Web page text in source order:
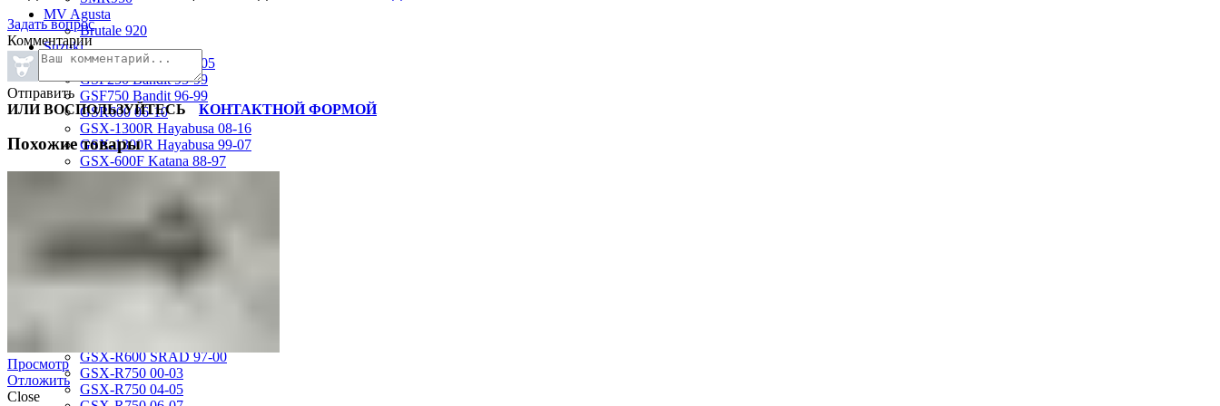
MV Agusta
Brutale 920
Suzuki
GSF1200 Bandit 01-05
GSF250 Bandit 95-99
GSF750 Bandit 96-99
GSR600 06-10
GSX-1300R Hayabusa 08-16
GSX-1300R Hayabusa 99-07
GSX-600F Katana 88-97
GSX-R1000 07-08
GSX-R1100 93-98
GSX-R400 90-95
GSX-R600 01-03
GSX-R600 SRAD 97-00
GSX-R750 00-03
GSX-R750 04-05
Задать вопрос
Комментарии
Отправить
ИЛИ ВОСПОЛЬЗУЙТЕСЬ
КОНТАКТНОЙ ФОРМОЙ
Похожие товары
Просмотр
Отложить
Close